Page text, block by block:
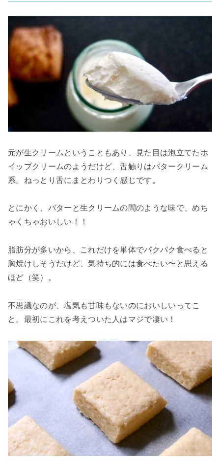
元が生クリームということもあり、見た目は泡立てたホ
イップクリームのようだけど、舌触りはバタークリーム
系。ねっとり舌にまとわりつく感じです。
とにかく、バターと生クリームの間のような味で、めち
ゃくちゃおいしい！！
脂肪分が多いから、これだけを単体でパクパク食べると
胸焼けしそうだけど、気持ち的には食べたい〜と思える
ほど（笑）。
不思議なのが、塩気も甘味もないのにおいしいってこ
と。最初にこれを考えついた人はマジで凄い！